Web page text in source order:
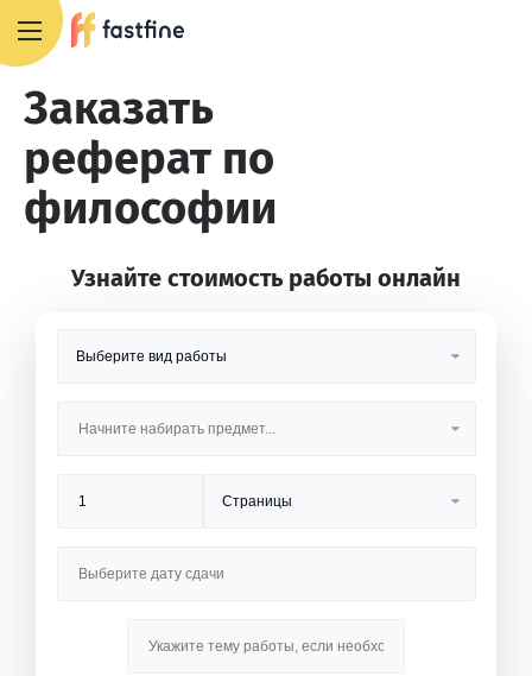
Заказать
реферат по
философии
Узнайте стоимость работы онлайн